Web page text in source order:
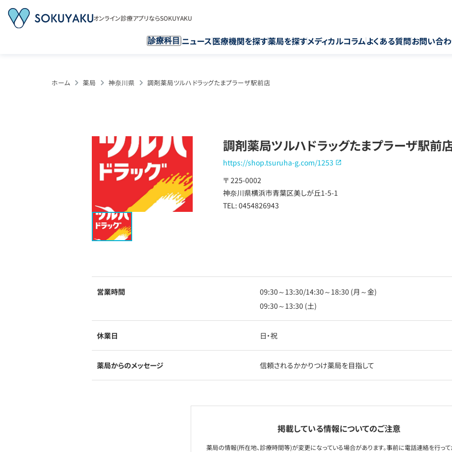
オンライン診療アプリならSOKUYAKU
診療科目 ニュース医療機関を探す薬局を探すメディカルコラムよくある質問お問い合
ホーム 薬局 神奈川県 調剤薬局ツルハドラッグたまプラーザ駅前店
調剤薬局ツルハドラッグたまプラーザ駅前
https://shop.tsuruha-g.com/1253
〒 225-0002
神奈川県横浜市青葉区美しが丘1-5-1
TEL: 0454826943
営業時間
09:30～13:30/14:30～18:30 (月～金)
09:30～13:30 (土)
休業日 日・祝
薬局からのメッセージ 信頼されるかかりつけ薬局を目指して
掲載している情報についてのご注意
薬局の情報(所在地、診療時間等)が変更になっている場合があります。事前に電話連絡を行っ